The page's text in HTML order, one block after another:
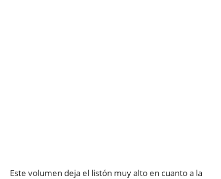
Este volumen deja el listón muy alto en cuanto a la